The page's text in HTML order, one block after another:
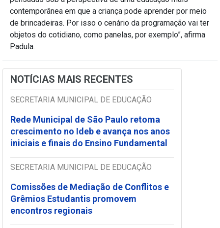
contemporânea em que a criança pode aprender por meio
de brincadeiras. Por isso o cenário da programação vai ter
objetos do cotidiano, como panelas, por exemplo”, afirma
Padula.
NOTÍCIAS MAIS RECENTES
SECRETARIA MUNICIPAL DE EDUCAÇÃO
Rede Municipal de São Paulo retoma
crescimento no Ideb e avança nos anos
iniciais e finais do Ensino Fundamental
SECRETARIA MUNICIPAL DE EDUCAÇÃO
Comissões de Mediação de Conflitos e
Grêmios Estudantis promovem
encontros regionais